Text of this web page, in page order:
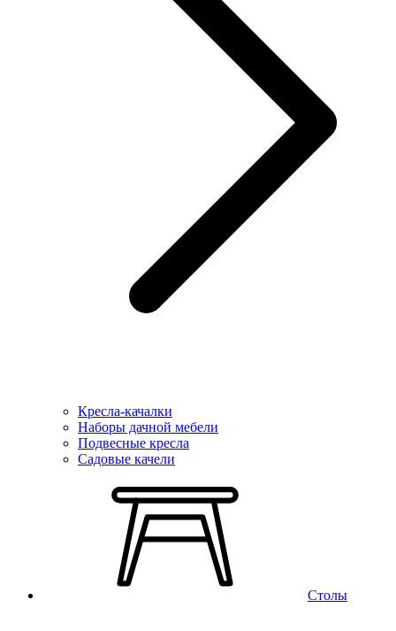
Кресла-качалки
Наборы дачной мебели
Подвесные кресла
Садовые качели
Столы